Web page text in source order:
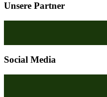
Unsere Partner
Social Media